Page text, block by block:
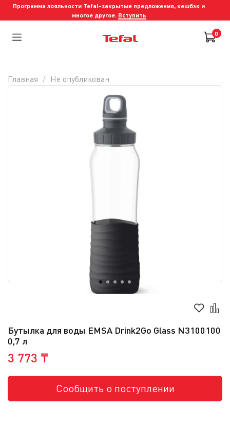
Программа лояльности Tefal-закрытые предложения, кешбэк и
многое другое. Вступить
0
Бутылка для воды EMSA Drink2Go Glass N3100100
0,7 л
3 773 ₸
Сообщить о поступлении
Главная Не опубликован